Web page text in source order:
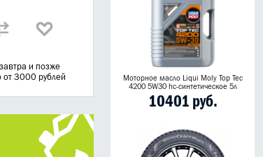
и позже
от 3000 рублей
Моторное масло Liqui Moly Top Tec
4200 5W30 hc-синтетическое 5л
10401 руб.